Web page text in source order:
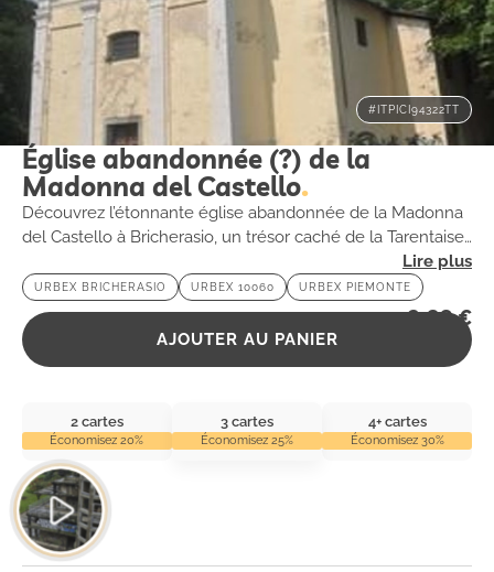
#ITPICI94322TT
Église abandonnée (?) de la
Madonna del Castello
Découvrez l’étonnante église abandonnée de la Madonna
del Castello à Bricherasio, un trésor caché de la Tarentaise
où l’histoire et la nature se rencontrent dans un cadre
mystérieux.
URBEX BRICHERASIO URBEX 10060 URBEX PIEMONTE
2,99€
AJOUTER AU PANIER
2 cartes
Économisez 20%
3 cartes
Économisez 25%
4+ cartes
Économisez 30%